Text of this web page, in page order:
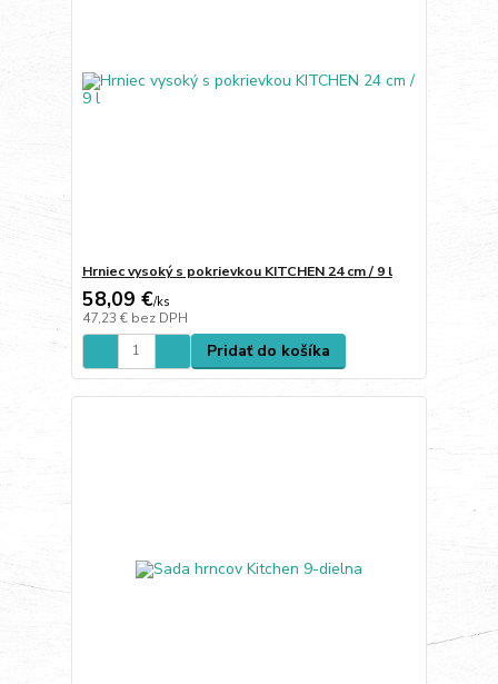
Hrniec vysoký s pokrievkou KITCHEN 24 cm / 9 l
58,09 €/ks
47,23 € bez DPH
Pridať do košíka